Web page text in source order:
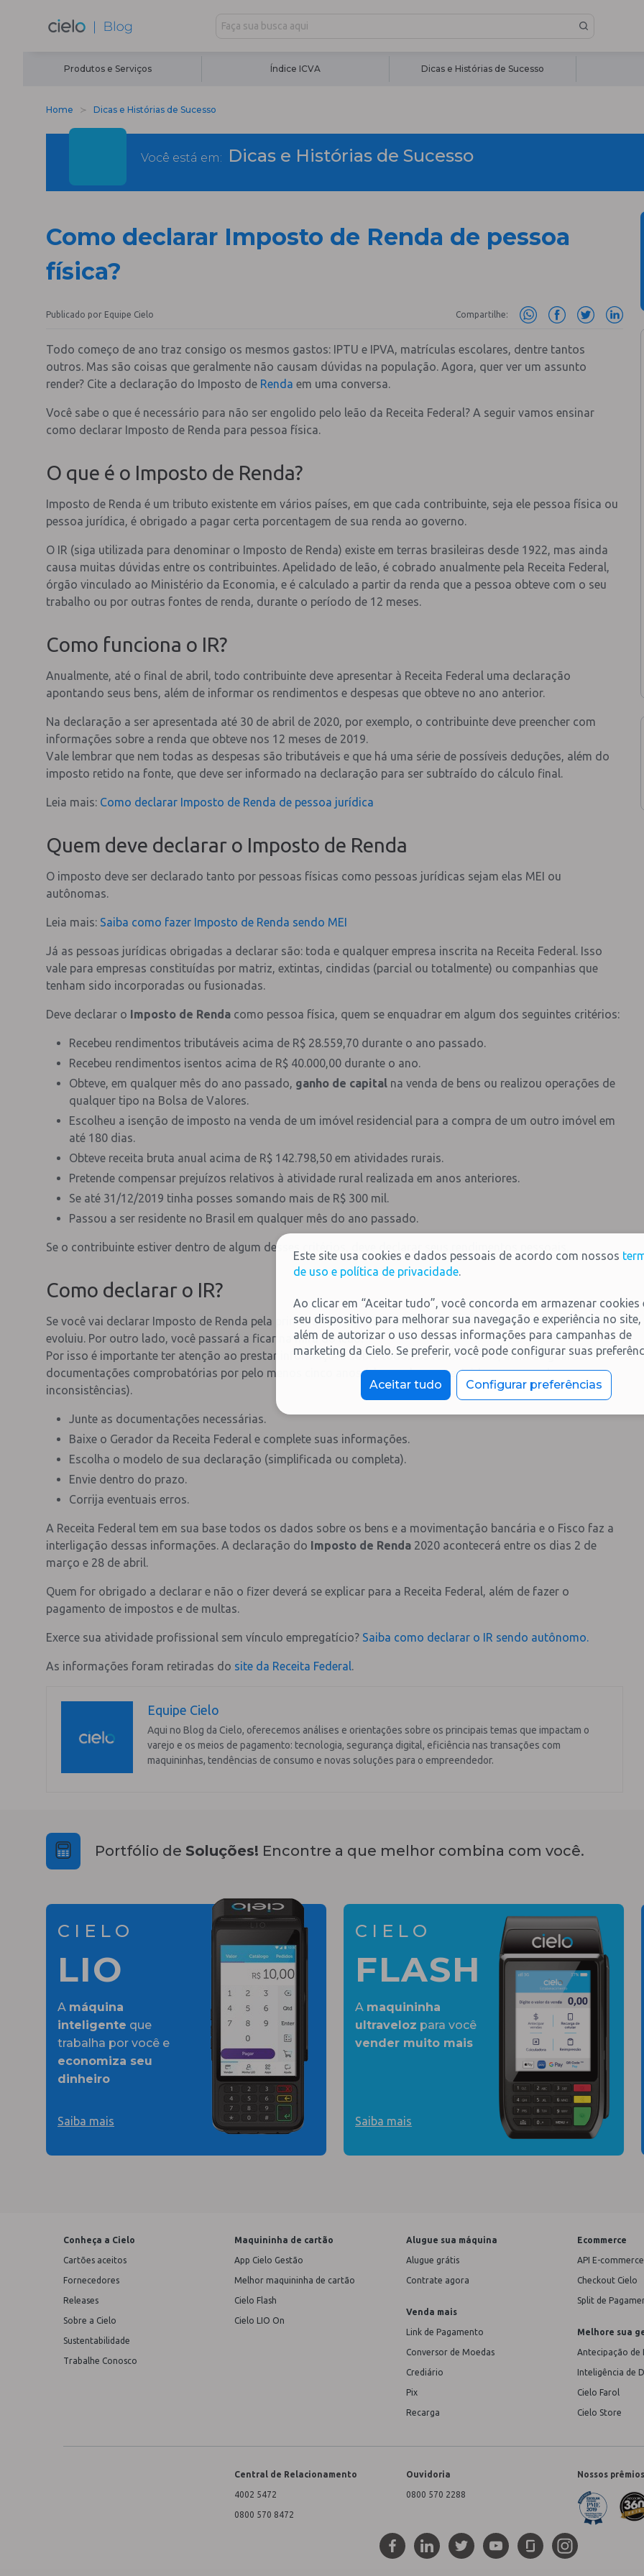
Produtos e Serviços Índice ICVA Dicas e Histórias de Sucesso
Home Dicas e Histórias de Sucesso
Você está em: Dicas e Histórias de Sucesso
Como declarar Imposto de Renda de pessoa
física?
Publicado por Equipe Cielo Compartilhe:
Todo começo de ano traz consigo os mesmos gastos: IPTU e IPVA, matrículas escolares, dentre tantos
outros. Mas são coisas que geralmente não causam dúvidas na população. Agora, quer ver um assunto
render? Cite a declaração do Imposto de Renda em uma conversa.
Você sabe o que é necessário para não ser engolido pelo leão da Receita Federal? A seguir vamos ensinar
como declarar Imposto de Renda para pessoa física.
O que é o Imposto de Renda?
Imposto de Renda é um tributo existente em vários países, em que cada contribuinte, seja ele pessoa física ou
pessoa jurídica, é obrigado a pagar certa porcentagem de sua renda ao governo.
O IR (siga utilizada para denominar o Imposto de Renda) existe em terras brasileiras desde 1922, mas ainda
causa muitas dúvidas entre os contribuintes. Apelidado de leão, é cobrado anualmente pela Receita Federal,
órgão vinculado ao Ministério da Economia, e é calculado a partir da renda que a pessoa obteve com o seu
trabalho ou por outras fontes de renda, durante o período de 12 meses.
Como funciona o IR?
Anualmente, até o final de abril, todo contribuinte deve apresentar à Receita Federal uma declaração
apontando seus bens, além de informar os rendimentos e despesas que obteve no ano anterior.
Na declaração a ser apresentada até 30 de abril de 2020, por exemplo, o contribuinte deve preencher com
informações sobre a renda que obteve nos 12 meses de 2019.
Vale lembrar que nem todas as despesas são tributáveis e que há uma série de possíveis deduções, além do
imposto retido na fonte, que deve ser informado na declaração para ser subtraído do cálculo final.
Leia mais: Como declarar Imposto de Renda de pessoa jurídica
Quem deve declarar o Imposto de Renda
O imposto deve ser declarado tanto por pessoas físicas como pessoas jurídicas sejam elas MEI ou
autônomas.
Leia mais: Saiba como fazer Imposto de Renda sendo MEI
Já as pessoas jurídicas obrigadas a declarar são: toda e qualquer empresa inscrita na Receita Federal. Isso
vale para empresas constituídas por matriz, extintas, cindidas (parcial ou totalmente) ou companhias que
tenham sido incorporadas ou fusionadas.
Deve declarar o Imposto de Renda como pessoa física, quem se enquadrar em algum dos seguintes critérios:
Recebeu rendimentos tributáveis acima de R$ 28.559,70 durante o ano passado.
Recebeu rendimentos isentos acima de R$ 40.000,00 durante o ano.
Obteve, em qualquer mês do ano passado, ganho de capital na venda de bens ou realizou operações de
qualquer tipo na Bolsa de Valores.
Escolheu a isenção de imposto na venda de um imóvel residencial para a compra de um outro imóvel em
até 180 dias.
Obteve receita bruta anual acima de R$ 142.798,50 em atividades rurais.
Pretende compensar prejuízos relativos à atividade rural realizada em anos anteriores.
Se até 31/12/2019 tinha posses somando mais de R$ 300 mil.
Passou a ser residente no Brasil em qualquer mês do ano passado.
Se o contribuinte estiver dentro de algum desses critérios, deve declarar seus rendimentos pessoais.
Como declarar o IR?
Se você vai declarar Imposto de Renda pela primeira vez, significa que sua vida financeira e patrimonial
evoluiu. Por outro lado, você passará a ficar na mira do leão.
Por isso é importante ter atenção ao prestar informações sobre todos os rendimentos, além de guardar
documentações comprobatórias por pelo menos cinco anos (elas podem ser exigidas em caso de
inconsistências).
Junte as documentações necessárias.
Baixe o Gerador da Receita Federal e complete suas informações.
Escolha o modelo de sua declaração (simplificada ou completa).
Envie dentro do prazo.
Corrija eventuais erros.
A Receita Federal tem em sua base todos os dados sobre os bens e a movimentação bancária e o Fisco faz a
interligação dessas informações. A declaração do Imposto de Renda 2020 acontecerá entre os dias 2 de
março e 28 de abril.
Quem for obrigado a declarar e não o fizer deverá se explicar para a Receita Federal, além de fazer o
pagamento de impostos e de multas.
Exerce sua atividade profissional sem vínculo empregatício? Saiba como declarar o IR sendo autônomo.
As informações foram retiradas do site da Receita Federal.
Equipe Cielo
Aqui no Blog da Cielo, oferecemos análises e orientações sobre os principais temas que impactam o
varejo e os meios de pagamento: tecnologia, segurança digital, eficiência nas transações com
maquininhas, tendências de consumo e novas soluções para o empreendedor.
Portfólio de Soluções! Encontre a que melhor combina com você.
CIELO
LIO
A máquina
inteligente que
trabalha por você e
economiza seu
dinheiro
Saiba mais
CIELO
FLASH
A maquininha
ultraveloz para você
vender muito mais
Saiba mais
Conheça a Cielo
Cartões aceitos
Fornecedores
Releases
Sobre a Cielo
Sustentabilidade
Trabalhe Conosco
Maquininha de cartão
App Cielo Gestão
Melhor maquininha de cartão
Cielo Flash
Cielo LIO On
Alugue sua máquina
Alugue grátis
Contrate agora
Venda mais
Link de Pagamento
Conversor de Moedas
Crediário
Pix
Recarga
Ecommerce
API E-
Checkout Cielo
Split de
Melhore sua
Antecipação de
Inteligência de
Cielo Farol
Cielo Store
Central de Relacionamento
4002 5472
0800 570 8472
Ouvidoria
0800 570 2288
Nossos
Este site usa cookies e dados pessoais de acordo com nossos
de uso e política de privacidade.
Ao clicar em “Aceitar tudo”, você concorda em armazenar cookies
seu dispositivo para melhorar sua navegação e experiência no site,
além de autorizar o uso dessas informações para campanhas de
marketing da Cielo. Se preferir, você pode configurar suas
Aceitar tudo Configurar preferências